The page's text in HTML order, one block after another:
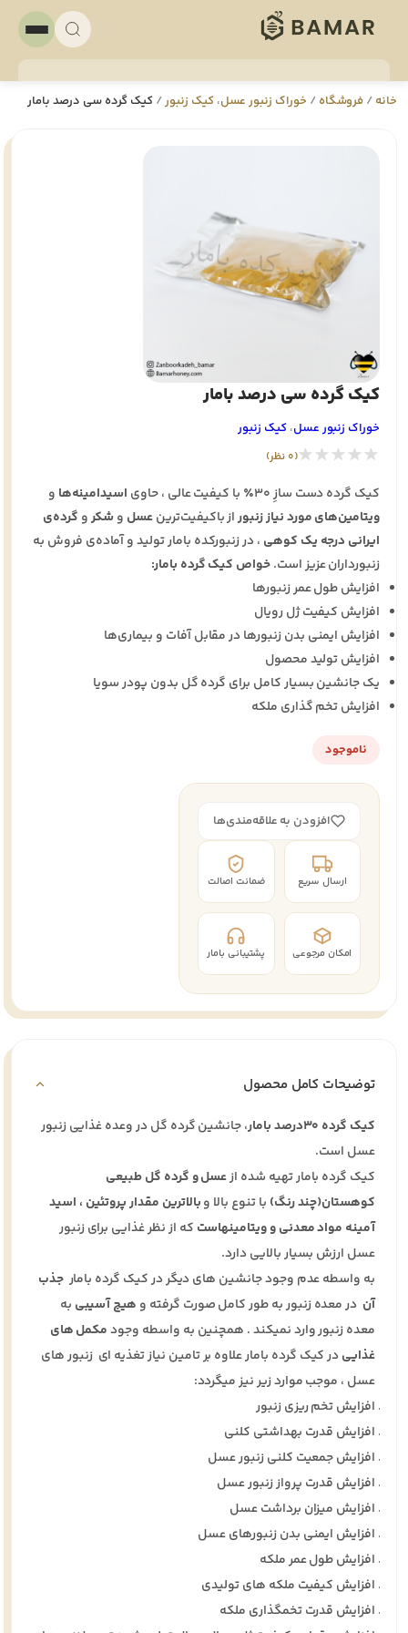
خانه/ فروشگاه/ خوراک زنبور عسل، کیک زنبور/ کیک گرده سی درصد بامار
کیک گرده سی درصد بامار
خوراک زنبور عسل، کیک زنبور
★★★★★(0 نظر)
کیک گرده دست سازِ 30٪ با کیفیت عالی ، حاوی اسیدامینه‌هاو
ویتامین‌های مورد نیاز زنبوراز باکیفیت‌ترینعسلوشکرو گرده‌ی
ایرانی درجه یک کوهی، در زنبورکده بامار تولید و آماده‌ی فروش به
زنبورداران عزیز است.خواص کیک گرده بامار:
افزایش طول عمر زنبورها
افزایش کیفیت ژل رویال
افزایش ایمنی بدن زنبورها در مقابل آفات و بیماری‌ها
افزایش تولید محصول
یک جانشین بسیار کامل برای گرده گل بدون پودر سویا
افزایش تخم گذاری ملکه
ناموجود
افزودن به علاقه‌مندی‌ها
ارسال سریع ضمانت اصالت
امکان مرجوعی پشتیبانی بامار
توضیحات کامل محصول
کیک گرده 30درصد بامار
، جانشین گرده گل در وعده غذایی زنبور
عسل است.
کیک گرده بامار تهیه شده ازعسل و گرده گل طبیعی
کوهستان(چند رنگ)با تنوع بالا وبالاترین مقدار پروتئین ، اسید
آمینه مواد معدنی و ویتامینهاستکه از نظر غذایی برای زنبور
عسل ارزش بسیار بالایی دارد.
به واسطه عدم وجود جانشین های دیگر در کیک گرده بامار جذب
آندر معده زنبور به طور کامل صورت گرفته وهیچ آسیبیبه
معده زنبور وارد نمیکند . همچنین به واسطه وجودمکمل های
غذاییدر کیک گرده بامار علاوه بر تامین نیاز تغذیه ای زنبور های
عسل ، موجب موارد زیر نیز میگردد:
افزایش تخم ریزی زنبور
افزایش قدرت بهداشتی کلنی
افزایش جمعیت کلنی زنبور عسل
افزایش قدرت پرواز زنبور عسل
افزایش میزان برداشت عسل
افزایش ایمنی بدن زنبورهای عسل
افزایش طول عمر ملکه
افزایش کیفیت ملکه های تولیدی
افزایش قدرت تخمگذاری ملکه